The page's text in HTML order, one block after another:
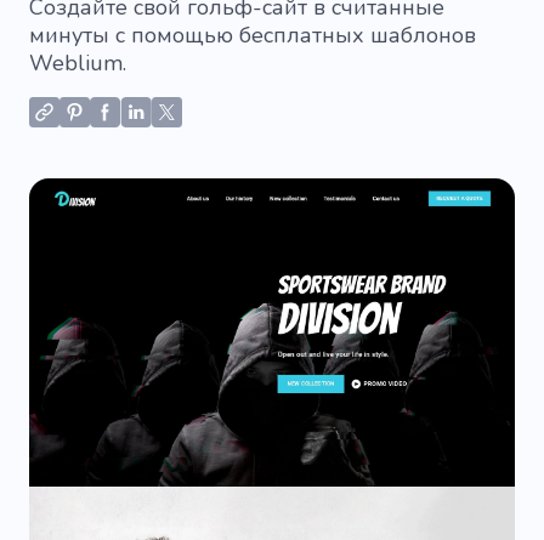
Создайте свой гольф-сайт в считанные
минуты с помощью бесплатных шаблонов
Weblium.